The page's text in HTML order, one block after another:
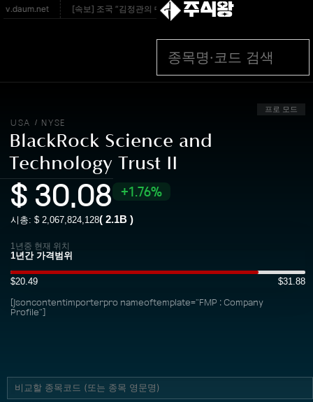
[속보] 조국 “김정관의 中 ‘996 노동제’ 칭송은 반인권·시대착오적”
주식왕
프로 모드
USA / NYSE
BlackRock Science and
Technology Trust II
$ 30.08 1.76%
시총: $ 2,067,824,128( 2.1B )
1년중 현재 위치
$20.49 $31.88
[jsoncontentimporterpro nameoftemplate="FMP : Company
Profile"]